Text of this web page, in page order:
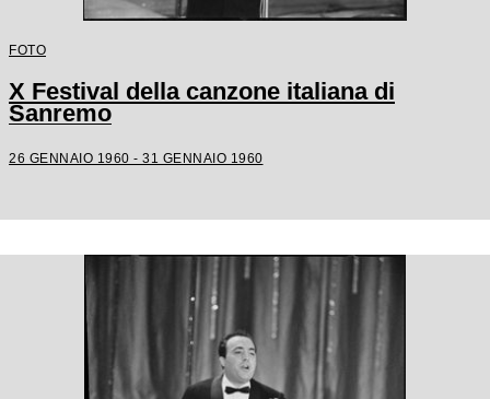
FOTO
X Festival della canzone italiana di
Sanremo
26 GENNAIO 1960 - 31 GENNAIO 1960